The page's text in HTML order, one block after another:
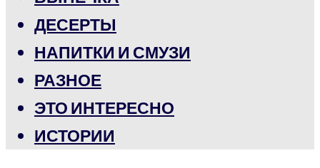
ДЕСЕРТЫ
НАПИТКИ И СМУЗИ
РАЗНОЕ
ЭТО ИНТЕРЕСНО
ИСТОРИИ